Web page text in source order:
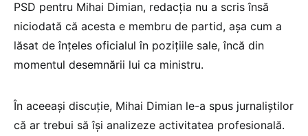
PSD pentru Mihai Dimian, redacția nu a scris însă
niciodată că acesta e membru de partid, așa cum a
lăsat de înțeles oficialul în pozițiile sale, încă din
momentul desemnării lui ca ministru.
În aceeași discuție, Mihai Dimian le-a spus jurnaliștilor
că ar trebui să își analizeze activitatea profesională.